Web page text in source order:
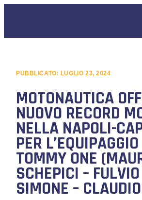
PUBBLICATO: LUGLIO 23, 2024
MOTONAUTICA
NUOVO RECORD
NELLA NAPOLI-
PER
TOMMY ONE
SCHEPICI –
SIMONE –